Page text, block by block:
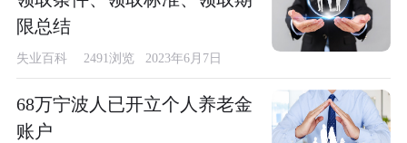
限总结
失业百科 2491浏览 2023年6月7日
68万宁波人已开立个人养老金
账户